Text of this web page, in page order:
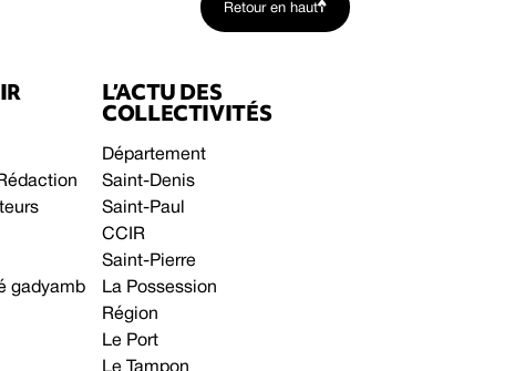
Retour en haut
gadyamb
L’ACTU DES
COLLECTIVITÉS
Département
Saint-Denis
Saint-Paul
CCIR
Saint-Pierre
La Possession
Région
Le Port
Le Tampon